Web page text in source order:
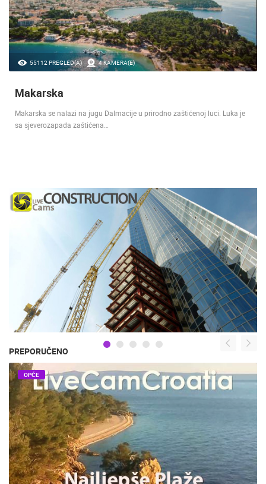
55112 PREGLED(A) 4 KAMERA(E)
Makarska
Makarska se nalazi na jugu Dalmacije u prirodno zaštićenoj luci. Luka je
sa sjeverozapada zaštićena…
PREPORUČENO
OPĆE